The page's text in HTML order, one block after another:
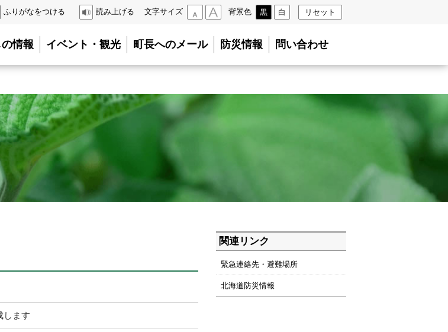
ふりがなをつける 読み上げる
文字サイズ
背景色 黒 白 リセット
情報 イベント・観光 町長へのメール 防災情報 問い合わせ
します
関連リンク
緊急連絡先・避難場所
北海道防災情報